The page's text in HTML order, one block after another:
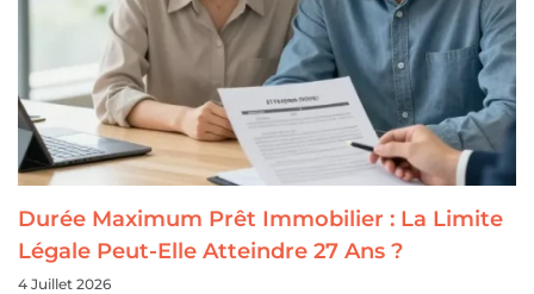
Durée Maximum Prêt Immobilier : La Limite
Légale Peut-Elle Atteindre 27 Ans ?
4 Juillet 2026